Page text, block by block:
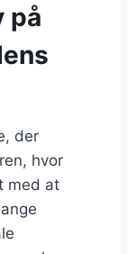
på
der
hvor
med at